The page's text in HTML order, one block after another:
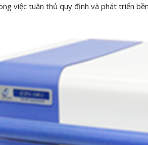
việc tuân thủ quy định và phát triển